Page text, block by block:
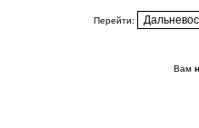
Перейти:
Вам